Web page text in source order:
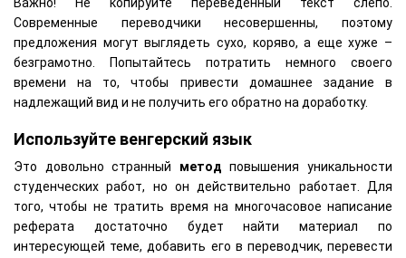
Важно! Не копируйте переведенный текст слепо.
Современные переводчики несовершенны, поэтому
предложения могут выглядеть сухо, коряво, а еще хуже –
безграмотно. Попытайтесь потратить немного своего
времени на то, чтобы привести домашнее задание в
надлежащий вид и не получить его обратно на доработку.
Используйте венгерский язык
Это довольно странный методповышения уникальности
студенческих работ, но он действительно работает. Для
того, чтобы не тратить время на многочасовое написание
реферата достаточно будет найти материал по
интересующей теме, добавить его в переводчик, перевести